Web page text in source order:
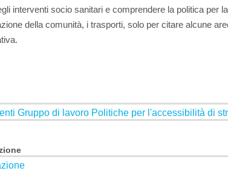
interventi socio sanitari e comprendere la politica per la
della comunità, i trasporti, solo per citare alcune
Gruppo di lavoro Politiche per l'accessibilità di